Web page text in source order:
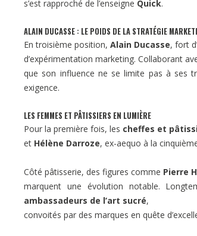
s’est rapproché de l’enseigne Quick.
ALAIN DUCASSE : LE POIDS DE LA STRATÉGIE
En troisième position, Alain Ducasse, fort
d’expérimentation marketing. Collaborant
que son influence ne se limite pas à ses
exigence.
LES FEMMES ET PÂTISSIERS EN LUMIÈRE
Pour la première fois, les cheffes et
et Hélène Darroze, ex-aequo à la
Côté pâtisserie, des figures comme Pierre
marquent une évolution notable.
ambassadeurs de l’art sucré,
convoités par des marques en quête